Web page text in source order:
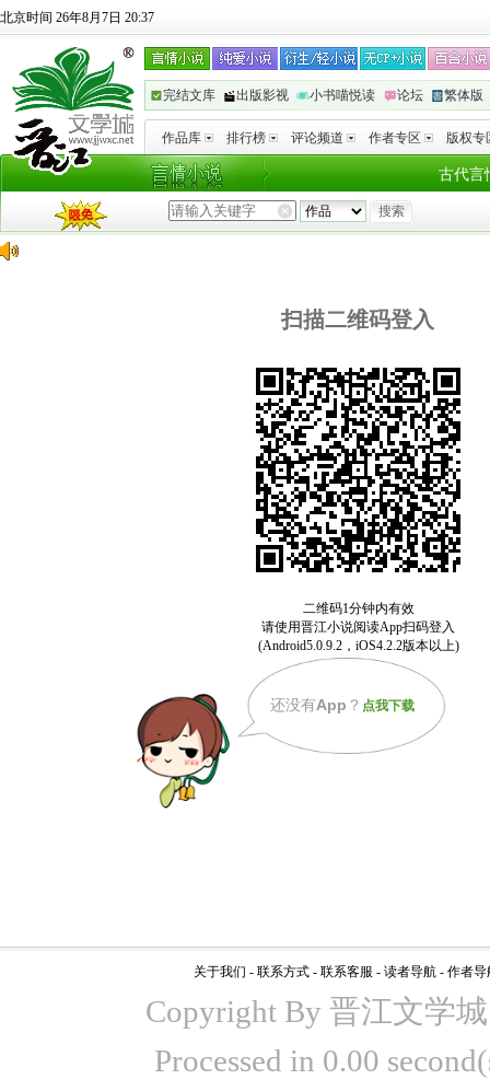
北京时间 26年8月7日 20:37
完结文库 出版影视 小书喵悦读 论坛 繁体版
作品库 排行榜 评论频道 作者专区 版权专
古代言
扫描二维码登入
还没有App ？ 点我下载
关于我们 - 联系方式 - 联系客服 - 读者导航 - 作者导
Copyright By 晋江文学
Processed in 0.00